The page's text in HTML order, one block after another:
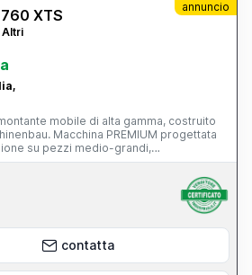
annuncio
XTS
Altri
mobile di alta gamma, costruito
Macchina PREMIUM progettata
su pezzi medio-grandi,
settori: stampi e attrezzature;
macchine; componenti di
a tavola mobile, con 39.500 ore di
funzionante e con manutenzione
(magazzino utensili, evacuatore di
stato. contatta